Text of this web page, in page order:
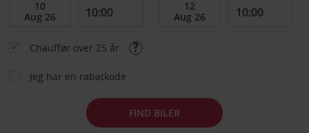
Chauffør over 25 år
Jeg har en rabatkode
FIND BILER